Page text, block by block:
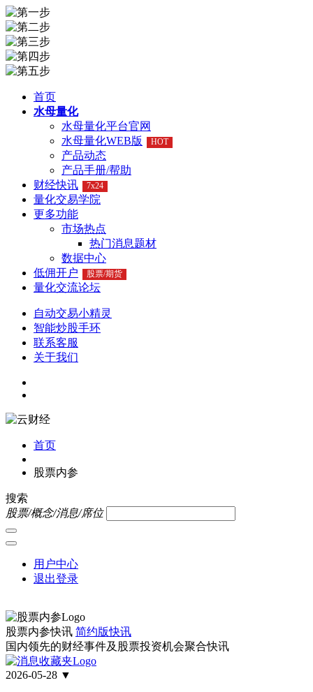
首页
水母量化
水母量化平台官网
水母量化WEB版
HOT
产品动态
产品手册/帮助
财经快讯
7x24
量化交易学院
更多功能
市场热点
热门消息题材
数据中心
低佣开户
股票/期货
量化交流论坛
自动交易小精灵
智能炒股手环
联系客服
关于我们
首页
股票内参
搜索
股票/概念/消息/席位
用户中心
退出登录
股票内参快讯 简约版快讯
国内领先的财经事件及股票投资机会聚合快讯
2026-05-28 ▼